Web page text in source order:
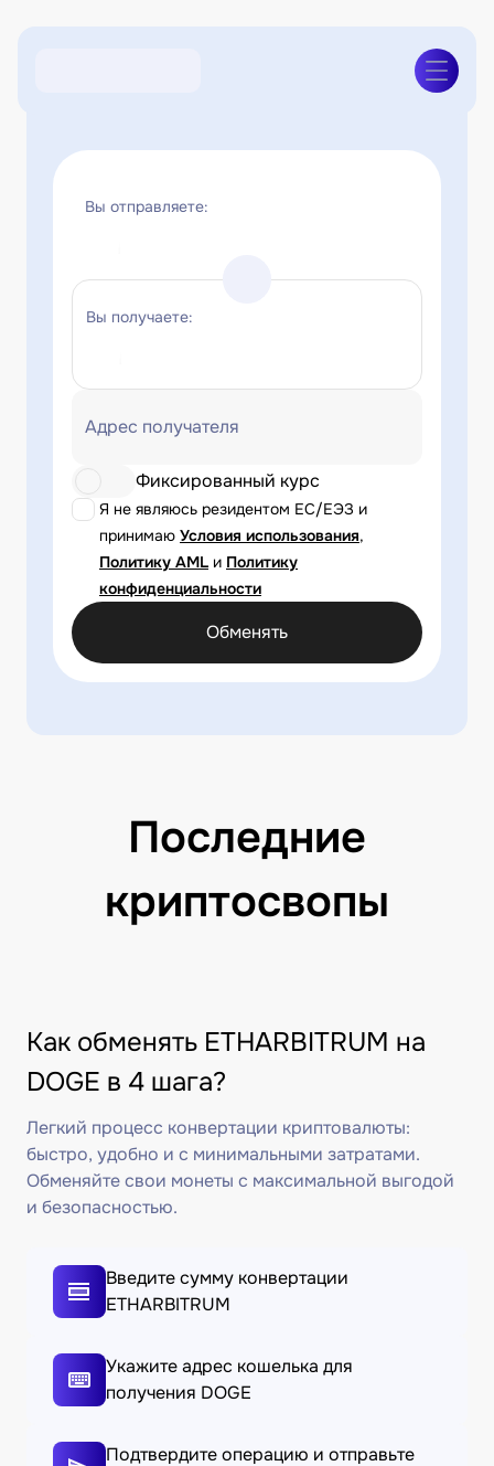
Вы отправляете:
Вы получаете:
Адрес получателя
Я не являюсь резидентом ЕС/ЕЭЗ и
принимаю Условия использования,
Политику AML и Политику
конфиденциальности
Фиксированный курс
Обменять
Последние
криптосвопы
Как обменять ETHARBITRUM на
DOGE в 4 шага?
Легкий процесс конвертации криптовалюты:
быстро, удобно и с минимальными затратами.
Обменяйте свои монеты с максимальной выгодой
и безопасностью.
Введите сумму конвертации
ETHARBITRUM
Укажите адрес кошелька для
получения DOGE
Подтвердите операцию и отправьте